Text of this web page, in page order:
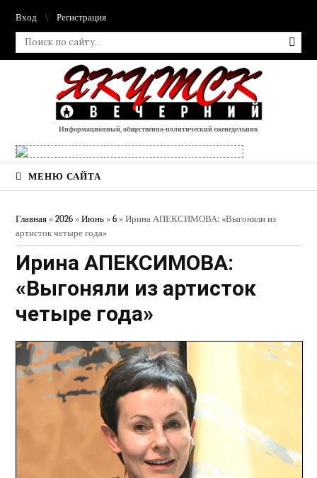
Вход Регистрация
Информационный, общественно-политический еженедельник
МЕНЮ САЙТА
Главная »2026 » Июнь » 6 » Ирина АПЕКСИМОВА: «Выгоняли из
артисток четыре года»
Ирина АПЕКСИМОВА:
«Выгоняли из артисток
четыре года»